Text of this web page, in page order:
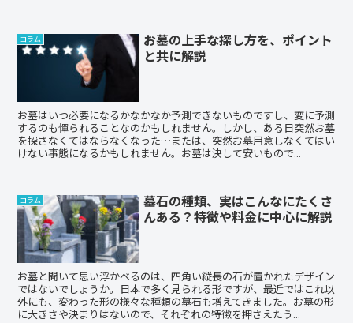
コラム
お墓の上手な探し方を、ポイント
と共に解説
お墓はいつ必要になるかなかなか予測できないものですし、変に予測
するのも憚られることなのかもしれません。しかし、ある日突然お墓
を探さなくてはならなくなった…または、突然お墓用意しなくてはい
けない事態になるかもしれません。お墓は決して安いもので...
コラム
墓石の種類、実はこんなにたくさ
んある？特徴や料金に中心に解説
お墓と聞いて思い浮かべるのは、四角い縦長の石が置かれたデザイン
ではないでしょうか。日本で多く見られる形ですが、最近ではこれ以
外にも、変わった形の様々な種類の墓石も増えてきました。お墓の形
に大きさや決まりはないので、それぞれの特徴を押さえたう...